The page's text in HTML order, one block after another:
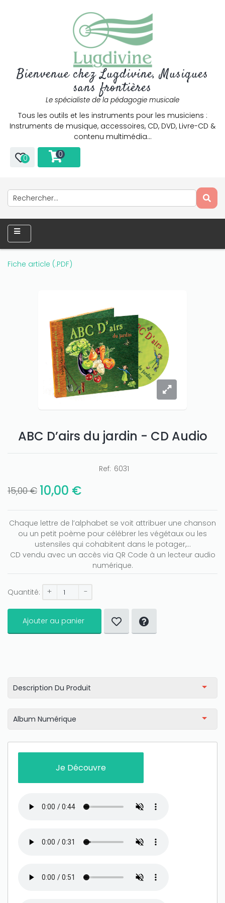
Bienvenue chez Lugdivine, Musiques
sans frontières
Le spécialiste de la pédagogie musicale
Tous les outils et les instruments pour les musiciens :
Instruments de musique, accessoires, CD, DVD, Livre-CD &
contenu multimédia…
0 0
Fiche article (.PDF)
ABC D’airs du jardin - CD Audio
Ref: 6031
15,00 € 10,00 €
Chaque lettre de l’alphabet se voit attribuer une chanson
ou un petit poème pour célébrer les végétaux ou les
ustensiles qui cohabitent dans le potager,...
CD vendu avec un accès via QR Code à un lecteur audio
numérique.
Quantité: + -
Ajouter au panier
Description Du Produit
Album Numérique
Je Découvre